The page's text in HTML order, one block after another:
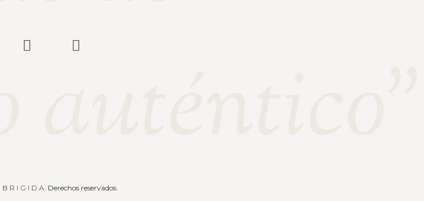
B R I G I D A . Derechos reservados.